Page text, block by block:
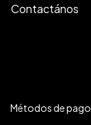
Contactános
Métodos de pago